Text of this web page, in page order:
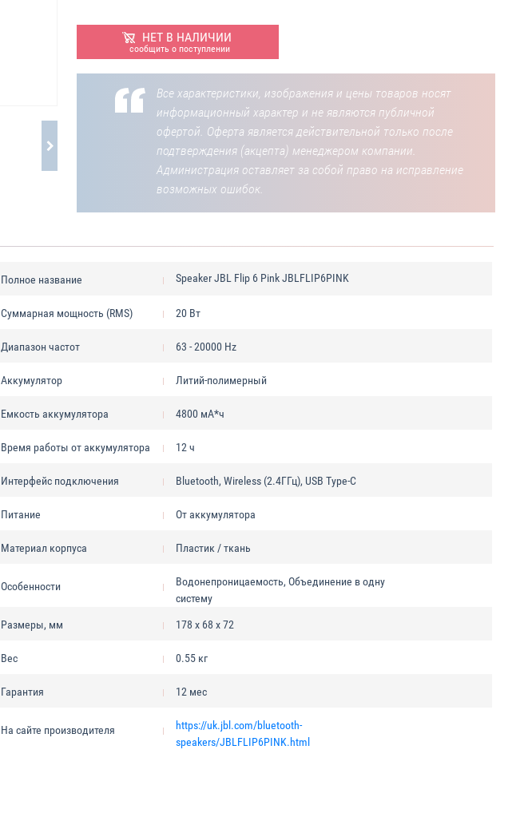
НЕТ В НАЛИЧИИ
сообщить о поступлении
Все характеристики, изображения и цены товаров носят
информационный характер и не являются публичной
офертой. Оферта является действительной только после
подтверждения (акцепта) менеджером компании.
Администрация оставляет за собой право на исправление
возможных ошибок.
Полное название Speaker JBL Flip 6 Pink JBLFLIP6PINK
Суммарная мощность (RMS) 20 Вт
Диапазон частот 63 - 20000 Hz
Аккумулятор Литий-полимерный
Емкость аккумулятора 4800 мА*ч
Время работы от аккумулятора 12 ч
Интерфейс подключения Bluetooth, Wireless (2.4ГГц), USB Type-C
Питание От аккумулятора
Материал корпуса Пластик / ткань
Особенности
Водонепроницаемость, Объединение в одну
систему
Размеры, мм 178 x 68 x 72
Вес 0.55 кг
Гарантия 12 мес
На сайте производителя
https://uk.jbl.com/bluetooth-
speakers/JBLFLIP6PINK.html